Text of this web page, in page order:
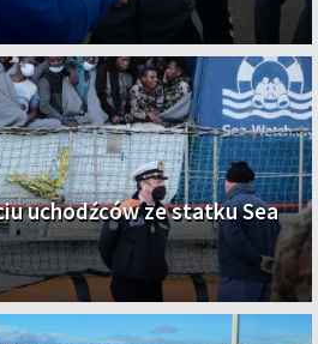
uchodźców ze statku Sea